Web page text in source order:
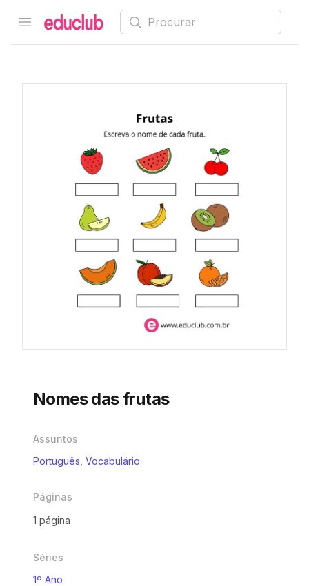
Open menu
Educlub Procurar
Nomes das frutas
Assuntos
Português Vocabulário
Páginas
1 página
Séries
1º Ano